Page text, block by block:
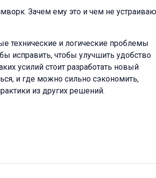
Зачем ему это и чем не
технические и логические проблемы
исправить, чтобы улучшить удобство
усилий стоит разработать новый
и где можно сильно сэкономить,
из других решений.